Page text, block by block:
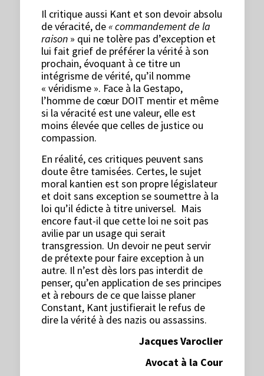
Il critique aussi Kant et son devoir absolu
de véracité, de« commandement de la
raison » qui ne tolère pas d’exception et
lui fait grief de préférer la vérité à son
prochain, évoquant à ce titre un
intégrisme de vérité, qu’il nomme
« véridisme ». Face à la Gestapo,
l’homme de cœur DOIT mentir et même
si la véracité est une valeur, elle est
moins élevée que celles de justice ou
compassion.
En réalité, ces critiques peuvent sans
doute être tamisées. Certes, le sujet
moral kantien est son propre législateur
et doit sans exception se soumettre à la
loi qu’il édicte à titre universel. Mais
encore faut-il que cette loi ne soit pas
avilie par un usage qui serait
transgression. Un devoir ne peut servir
de prétexte pour faire exception à un
autre. Il n’est dès lors pas interdit de
penser, qu’en application de ses principes
et à rebours de ce que laisse planer
Constant, Kant justifierait le refus de
dire la vérité à des nazis ou assassins.
Jacques Varoclier
Avocat à la Cour